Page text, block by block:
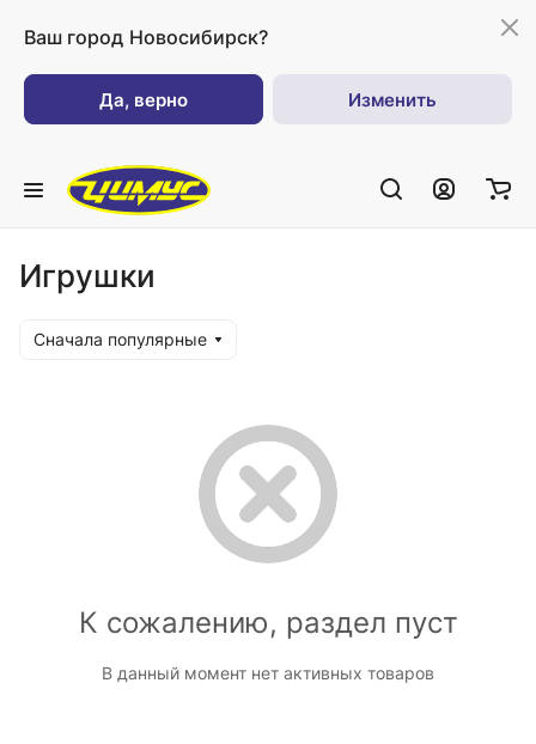
Ваш город Новосибирск?
Да, верно Изменить
Игрушки
Сначала популярные
К сожалению, раздел пуст
В данный момент нет активных товаров